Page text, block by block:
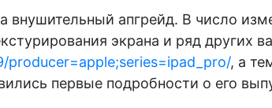
внушительный апгрейд. В число
экрана и ряд
, а
первые подробности о его